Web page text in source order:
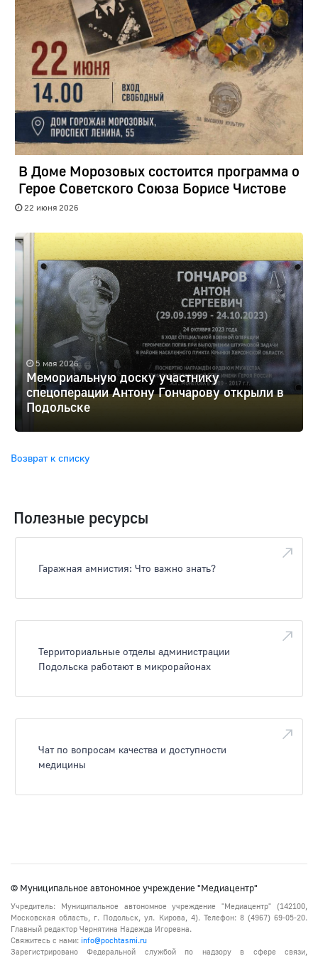
В Доме Морозовых состоится программа о
Герое Советского Союза Борисе Чистове
22 июня 2026
5 мая 2026
Мемориальную доску участнику
спецоперации Антону Гончарову открыли в
Подольске
Возврат к списку
Полезные ресурсы
Гаражная амнистия: Что важно знать?
Территориальные отделы администрации
Подольска работают в микрорайонах
Чат по вопросам качества и доступности
медицины
© Муниципальное автономное учреждение "Медиацентр"
Учредитель: Муниципальное автономное учреждение "Медиацентр" (142100,
Московская область, г. Подольск, ул. Кирова, 4). Телефон: 8 (4967) 69-05-20.
Главный редактор Чернятина Надежда Игоревна.
Свяжитесь с нами: info@pochtasmi.ru
Зарегистрировано Федеральной службой по надзору в сфере связи,